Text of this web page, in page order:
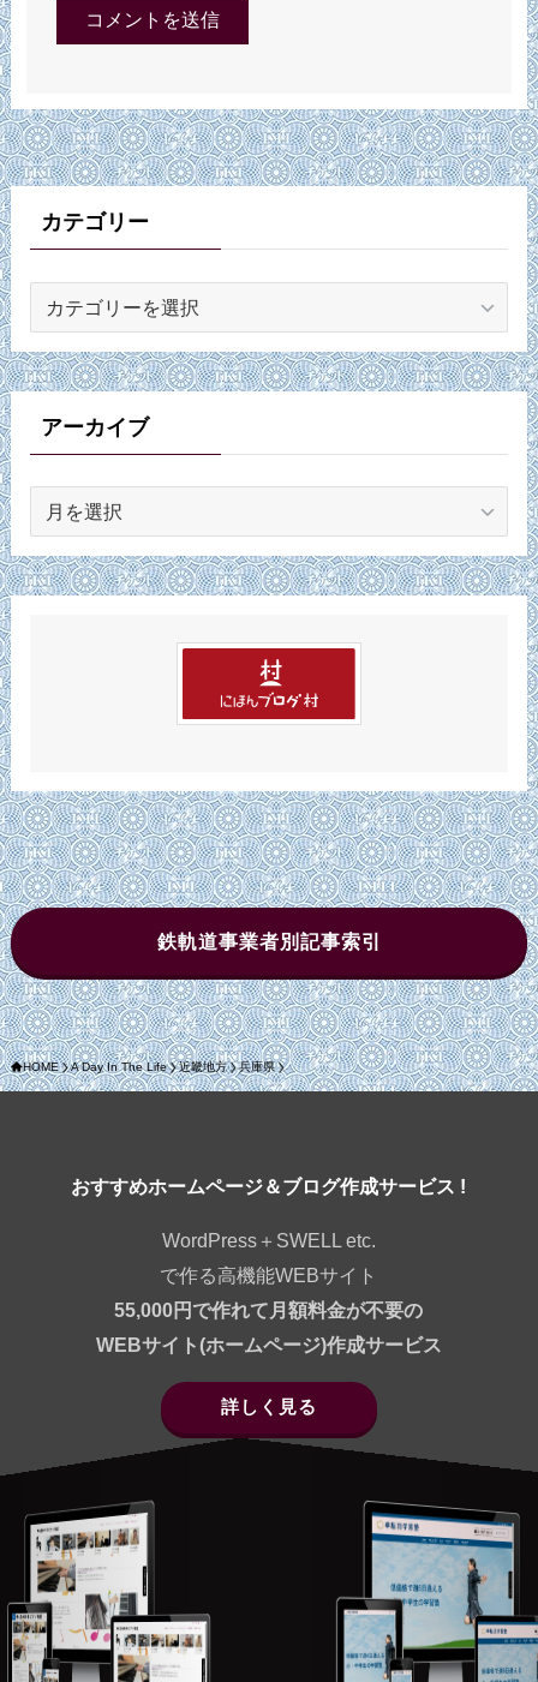
カテゴリー
ゴ
リ
ーアーカイブ
カ
イ
鉄軌道事業者別記事索引
HOME A Day In The Life 近畿地方 兵庫県
おすすめホームページ＆ブログ作成サービス !
WordPress＋SWELL etc.
で作る高機能WEBサイト
55,000円で作れて月額料金が不要の
WEBサイト(ホームページ)作成サービス
詳しく見る